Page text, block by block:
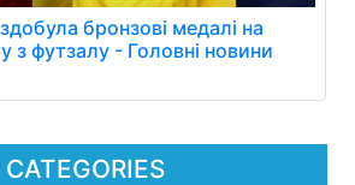
CATEGORIES
бронзові медалі на
з футзалу - Головні новини